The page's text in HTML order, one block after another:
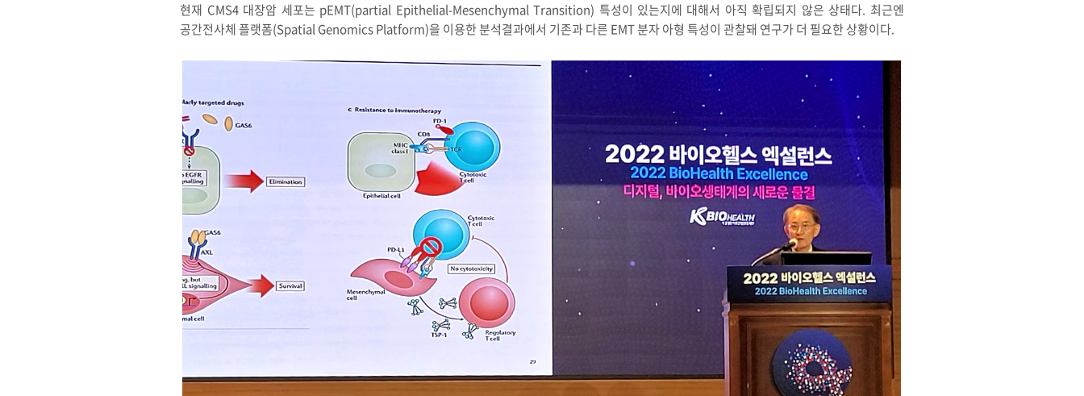
현재 CMS4 대장암 세포는 pEMT(partial Epithelial-Mesenchymal Transition) 특성이 있는지에 대해서 아직 확립되지 않은 상태다. 최근엔
공간전사체 플랫폼(Spatial Genomics Platform)을 이용한 분석결과에서 기존과 다른 EMT 분자 아형 특성이 관찰돼 연구가 더 필요한 상황이다.